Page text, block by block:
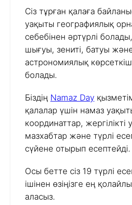
Сіз тұрған қалаға
уақыты географиялық
себебінен әртүрлі
шығуы, зениті, батуы
астрономиялық
болады.
Біздің Namaz Day
қалалар үшін намаз
координаттар, жергілікті
мазхабтар және түрлі
сүйене отырып есептейді.
Осы бетте сіз 19 түрлі
ішінен өзіңізге ең
аласыз.